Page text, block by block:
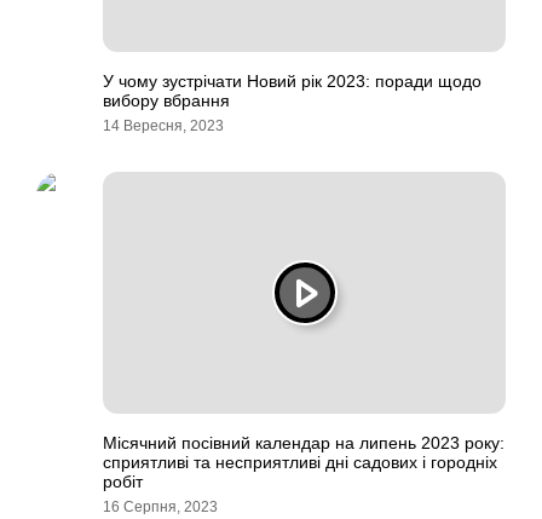
У чому зустрічати Новий рік 2023: поради щодо
вибору вбрання
14 Вересня, 2023
Місячний посівний календар на липень 2023 року:
сприятливі та несприятливі дні садових і городніх
робіт
16 Серпня, 2023